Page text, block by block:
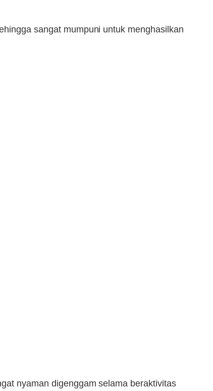
sangat mumpuni untuk menghasilkan
nyaman digenggam selama beraktivitas